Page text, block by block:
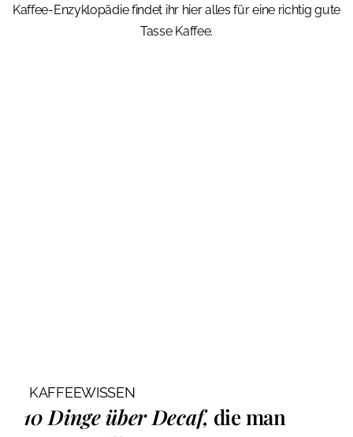
Kaffee-Enzyklopädie findet ihr hier alles für eine richtig gute
Tasse Kaffee.
KAFFEEWISSEN
10 Dinge über Decaf, die man